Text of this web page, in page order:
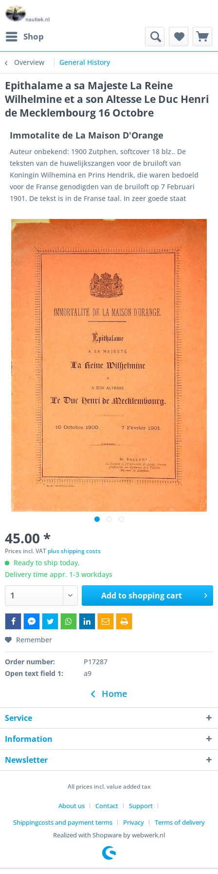
Shop
Overview General History
Epithalame a sa Majeste La Reine
Wilhelmine et a son Altesse Le Duc Henri
de Mecklembourg 16 Octobre
Immotalite de La Maison D'Orange
Auteur onbekend: 1900 Zutphen, softcover 18 blz.. De
teksten van de huwelijkszangen voor de bruiloft van
Koningin Wilhemina en Prins Hendrik, die waren bedoeld
voor de Franse genodigden van de bruiloft op 7 Februari
1901. De tekst is in de Franse taal. In zeer goede staat
45.00 *
Prices incl. VAT plus shipping costs
Ready to ship today,
Delivery time appr. 1-3 workdays
Add toshopping cart
Remember
Order number:
P17287
Open text field 1:
a9
Home
Service
Information
Newsletter
All prices incl. value added tax
About us Contact
Support
Shippingcosts and payment terms
Privacy
Terms of delivery
Realized with Shopware by webwerk.nl